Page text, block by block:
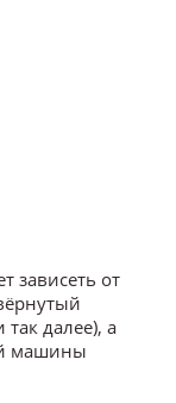
зависеть от
далее), а
машины